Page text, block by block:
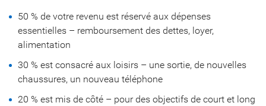
50 % de votre revenu est réservé aux dépenses
essentielles – remboursement des dettes, loyer,
alimentation
30 % est consacré aux loisirs – une sortie, de nouvelles
chaussures, un nouveau téléphone
20 % est mis de côté – pour des objectifs de court et long